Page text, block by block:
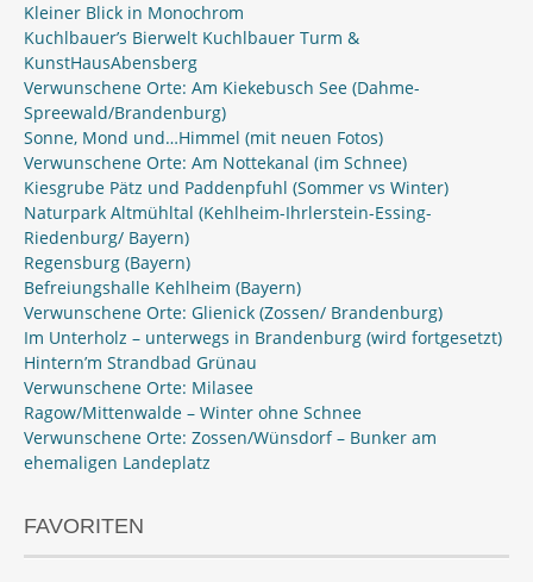
Kleiner Blick in Monochrom
Kuchlbauer’s Bierwelt Kuchlbauer Turm &
KunstHausAbensberg
Verwunschene Orte: Am Kiekebusch See (Dahme-
Spreewald/Brandenburg)
Sonne, Mond und…Himmel (mit neuen Fotos)
Verwunschene Orte: Am Nottekanal (im Schnee)
Kiesgrube Pätz und Paddenpfuhl (Sommer vs Winter)
Naturpark Altmühltal (Kehlheim-Ihrlerstein-Essing-
Riedenburg/ Bayern)
Regensburg (Bayern)
Befreiungshalle Kehlheim (Bayern)
Verwunschene Orte: Glienick (Zossen/ Brandenburg)
Im Unterholz – unterwegs in Brandenburg (wird fortgesetzt)
Hintern’m Strandbad Grünau
Verwunschene Orte: Milasee
Ragow/Mittenwalde – Winter ohne Schnee
Verwunschene Orte: Zossen/Wünsdorf – Bunker am
ehemaligen Landeplatz
FAVORITEN